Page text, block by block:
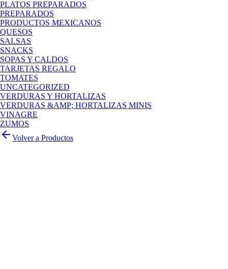
PLATOS PREPARADOS
PREPARADOS
PRODUCTOS MEXICANOS
QUESOS
SALSAS
SNACKS
SOPAS Y CALDOS
TARJETAS REGALO
TOMATES
UNCATEGORIZED
VERDURAS Y HORTALIZAS
VERDURAS &AMP; HORTALIZAS MINIS
VINAGRE
ZUMOS
Volver a Productos